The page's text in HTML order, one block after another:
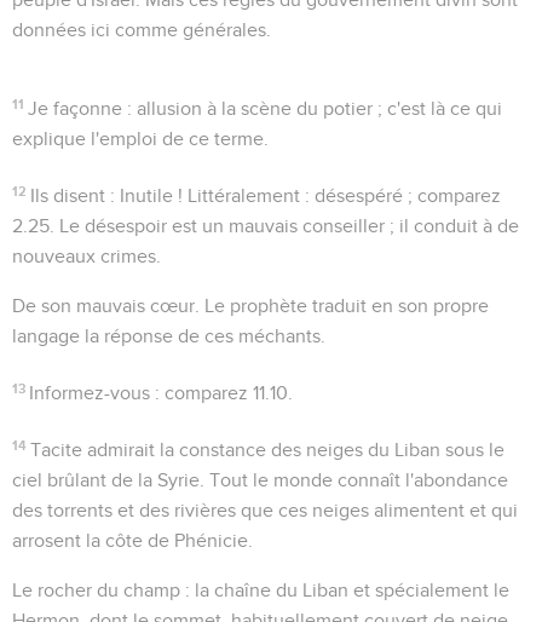
données ici comme générales.
11 Je façonne : allusion à la scène du potier ; c'est là ce qui
explique l'emploi de ce terme.
12 Ils disent : Inutile ! Littéralement : désespéré ; comparez
2.25 . Le désespoir est un mauvais conseiller ; il conduit à de
nouveaux crimes.
De son mauvais cœur . Le prophète traduit en son propre
langage la réponse de ces méchants.
13 Informez-vous : comparez11.10
14 Tacite admirait la constance des neiges du Liban sous le
ciel brûlant de la Syrie. Tout le monde connaît l'abondance
des torrents et des rivières que ces neiges alimentent et qui
arrosent la côte de Phénicie.
Le rocher du champ : la chaîne du Liban et spécialement le